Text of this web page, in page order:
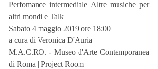
Perfomance intermediale Altre musiche per
altri mondi e Talk
Sabato 4 maggio 2019 ore 18:00
a cura di Veronica D'Auria
M.A.C.RO. - Museo d'Arte Contemporanea
di Roma | Project Room